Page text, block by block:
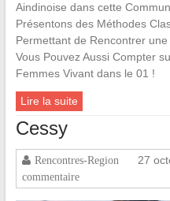
Aindinoise dans cette
Présentons des Méthodes
Permettant de Rencontrer une
Vous Pouvez Aussi Compter
Femmes Vivant dans le 01 !
Lire la suite
Cessy
Rencontres-Region 27
commentaire